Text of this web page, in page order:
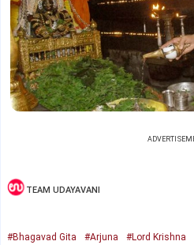
TEAM UDAYAVANI
#Bhagavad Gita #Arjuna #Lord Krishna